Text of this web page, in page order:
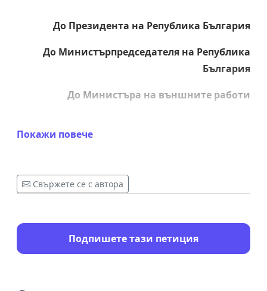
До Президента на Република България
До Министърпредседателя на Република
България
До Министъра на външните работи
До всички партийни групи в НС
През 1965г. на малкия остров Св. Ахил, в
Покажи повече
Свържете се с автора
Подпишете тази петиция